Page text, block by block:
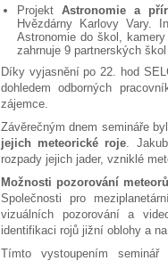
Projekt Astronomie a
Hvězdárny Karlovy Vary.
Astronomie do škol,
zahrnuje 9 partnerských
Díky vyjasnění po 22. hod
dohledem odborných
zájemce.
Závěrečným dnem semináře
jejich meteorické roje.
rozpady jejich jader, vzniklé
Možnosti pozorování
Společnosti pro
vizuálních pozorování a
identifikaci rojů jižní oblohy a
Tímto vystoupením